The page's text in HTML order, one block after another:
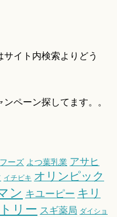
イト内検索よりどう
ペーン探してます。。
ーズ よつ葉乳業 アサヒ
イチビキ オリンピック
ン キユーピー キリ
リー スギ薬局 ダイショ